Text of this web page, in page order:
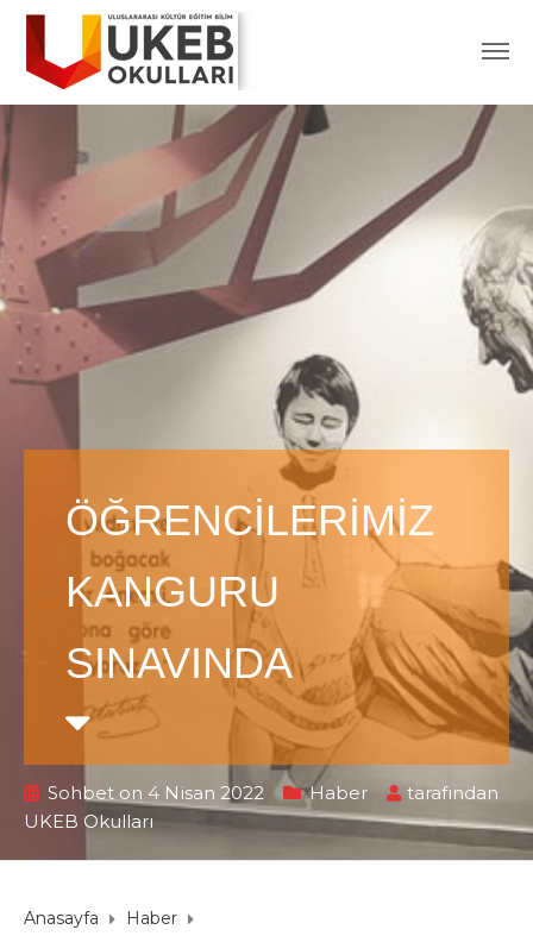
ÖĞRENCİLERİMİZ
KANGURU
SINAVINDA
Sohbet on 4 Nisan 2022 Haber
tarafından
UKEB Okulları
Anasayfa
Haber